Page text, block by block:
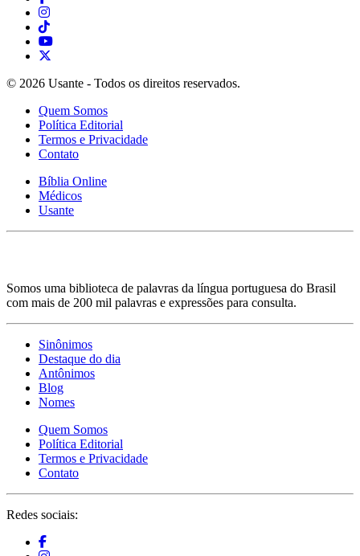
© 2026 Usante - Todos os direitos reservados.
Quem Somos
Política Editorial
Termos e Privacidade
Contato
Bíblia Online
Médicos
Usante
Somos uma biblioteca de palavras da língua portuguesa do Brasil
com mais de 200 mil palavras e expressões para consulta.
Sinônimos
Destaque do dia
Antônimos
Blog
Nomes
Quem Somos
Política Editorial
Termos e Privacidade
Contato
Redes sociais: